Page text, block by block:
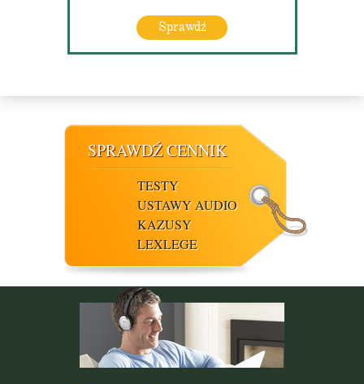
Sprawdź
SPRAWDŹ CENNIK
TESTY
USTAWY AUDIO
KAZUSY
LEXLEGE